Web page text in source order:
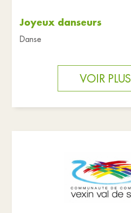
Joyeux danseurs
Danse
VOIR PLUS